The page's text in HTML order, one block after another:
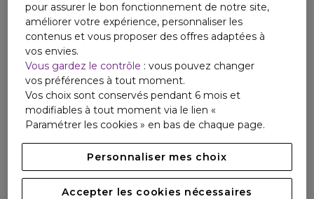
(2) Test d’usage - 20 volontaires - % de satisfaction
pour assurer le bon fonctionnement de notre site,
améliorer votre expérience, personnaliser les
contenus et vous proposer des offres adaptées à
vos envies.
Vous gardez le contrôle : vous pouvez changer
vos préférences à tout moment.
Vos choix sont conservés pendant 6 mois et
modifiables à tout moment via le lien «
Paramétrer les cookies » en bas de chaque page.
Personnaliser mes choix
Accepter les cookies nécessaires